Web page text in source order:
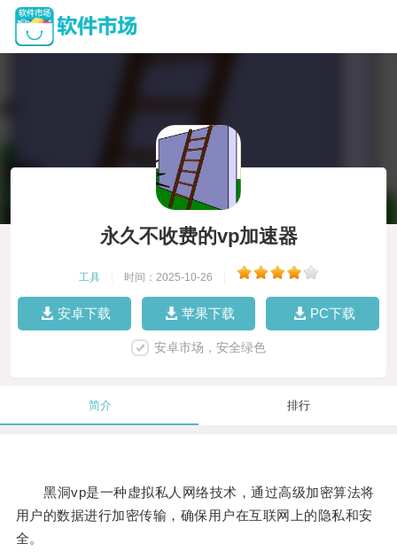
永久不收费的vp加速器
工具 时间：2025-10-26
安卓下载 苹果下载 PC下载
安卓市场，安全绿色
简介 排行
黑洞vp是一种虚拟私人网络技术，通过高级加密算法将
用户的数据进行加密传输，确保用户在互联网上的隐私和安
全。